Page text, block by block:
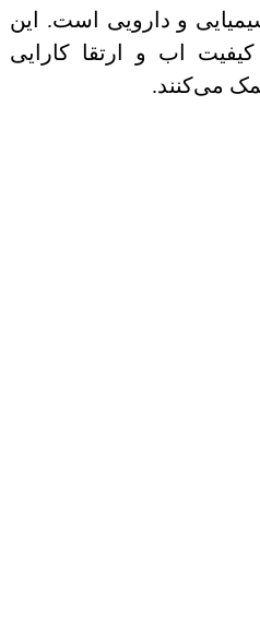
و دارویی است. این
کیفیت اب و ارتقا کارایی
می‌کنند.